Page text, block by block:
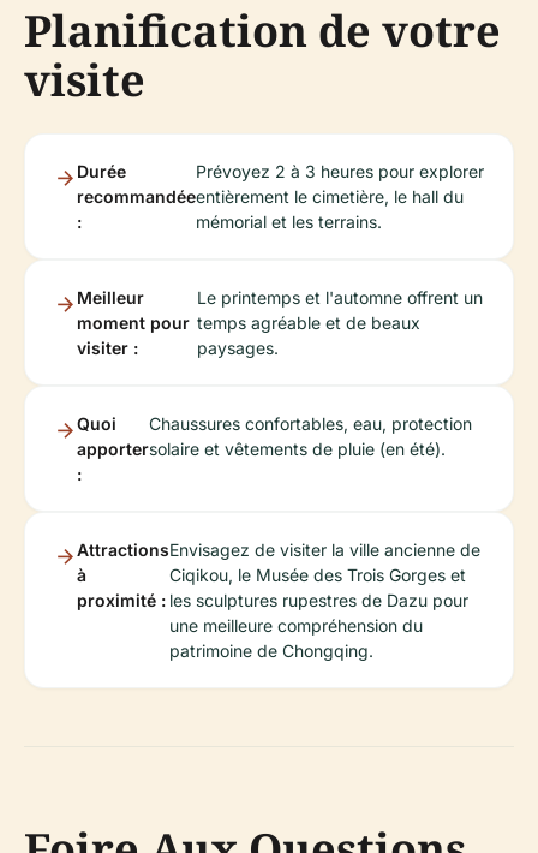
Planification de votre
visite
Durée
recommandée
:
Prévoyez 2 à 3 heures pour explorer
entièrement le cimetière, le hall du
mémorial et les terrains.
Meilleur
moment pour
visiter :
Le printemps et l'automne offrent un
temps agréable et de beaux
paysages.
Quoi
apporter
:
Chaussures confortables, eau, protection
solaire et vêtements de pluie (en été).
Attractions
à
proximité :
Envisagez de visiter la ville ancienne de
Ciqikou, le Musée des Trois Gorges et
les sculptures rupestres de Dazu pour
une meilleure compréhension du
patrimoine de Chongqing.